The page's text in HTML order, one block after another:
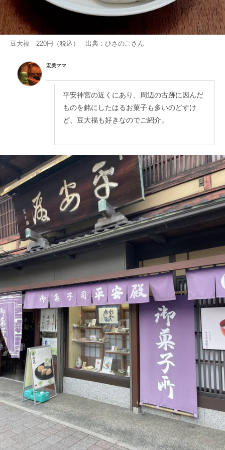
豆大福 220円（税込） 出典： ひさのこ さん
宏美ママ
平安神宮の近くにあり、周辺の古跡に因んだ
ものを銘にしたはるお菓子も多いのどすけ
ど、豆大福も好きなのでご紹介。